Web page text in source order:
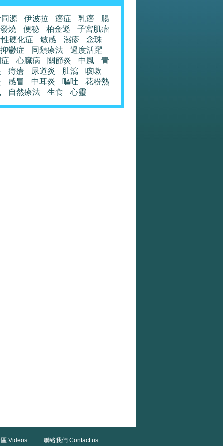
源 伊波拉 癌症 乳癌
腸
發燒
便秘 柏金遜
子宮肌瘤
硬化症
敏感 濕疹
念珠
抑鬱症
同類療法
過度活躍
心臟病 關節炎 中風
青
痔瘡 尿道炎 肚瀉
咳嗽
感冒 中耳炎 嘔吐
花粉熱
自然療法 生食 心靈
Videos 聯絡我們 Contact us